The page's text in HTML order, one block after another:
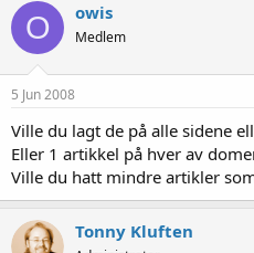
O owis
Medlem
5 Jun 2008
Ville du lagt de på alle sidene
Eller 1 artikkel på hver av
Ville du hatt mindre artikler
Tonny Kluften